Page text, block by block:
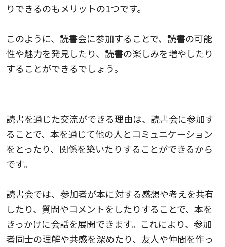
りできるのもメリットの1つです。
このように、読書会に参加することで、読書の可能
性や魅力を発見したり、読書の楽しみを増やしたり
することができるでしょう。
読書を通じた交流ができる理由は、読書会に参加す
ることで、本を通じて他の人とコミュニケーション
をとったり、関係を築いたりすることができるから
です。
読書会では、参加者が本に対する感想や考えを共有
したり、質問やコメントをしたりすることで、本を
きっかけに会話を展開できます。これにより、参加
者同士の理解や共感を深めたり、友人や仲間を作っ